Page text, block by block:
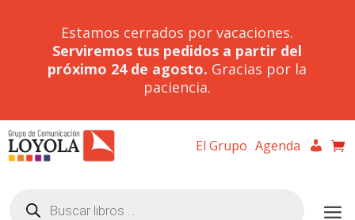
Estamos cerrados por vacaciones.
Serviremos tus pedidos a partir del
próximo 24 de agosto. Gracias por la
paciencia.
El Grupo Agenda
productos